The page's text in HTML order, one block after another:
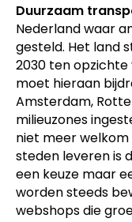
Duurzaam
Nederland waar
gesteld. Het land
2030 ten
moet hieraan
Amsterdam,
milieuzones
niet meer welkom
steden leveren is
een keuze maar
worden steeds
webshops die